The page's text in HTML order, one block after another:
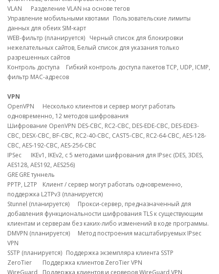
VLAN
Разделение VLAN на основе тегов
Управление мобильными квотами Пользовательские лимиты
данных для обеих SIM-карт
WEB-фильтр (планируется) Черный список для блокировки
нежелательных сайтов, Белый список для указания только
разрешенных сайтов
Контроль доступа
Гибкий контроль доступа пакетов TCP, UDP, ICMP,
фильтр MAC-адресов
VPN
OpenVPN
Несколько клиентов и сервер могут работать
одновременно, 12 методов шифрования
Шифрование OpenVPN DES-CBC, RC2-CBC, DES-EDE-CBC, DES-EDE3-
CBC, DESX-CBC, BF-CBC, RC2-40-CBC, CAST5-CBC, RC2-64-CBC, AES-128-
CBC, AES-192-CBC, AES-256-CBC
IPSec
IKEv1, IKEv2, с 5 методами шифрования для IPsec (DES, 3DES,
AES128, AES192, AES256)
GREGRE туннель
PPTP, L2TP
Клиент / сервер могут работать одновременно,
поддержка L2TPv3 (планируется)
Stunnel (планируется)
Прокси-сервер, предназначенный для
добавления функциональности шифрования TLS к существующим
клиентам и серверам без каких-либо изменений в коде программы.
DMVPN (планируется)
Метод построения масштабируемых IPsec
VPN
SSTP (планируется) Поддержка экземпляра клиента SSTP
ZeroTier
Поддержка клиентов ZeroTier VPN
WireGuard
Поддержка клиентов и серверов WireGuard VPN